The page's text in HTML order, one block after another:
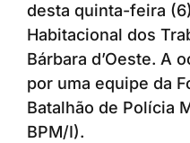
desta quinta-feira
Habitacional dos
Bárbara d’Oeste. A
por uma equipe da
Batalhão de Polícia
BPM/I).